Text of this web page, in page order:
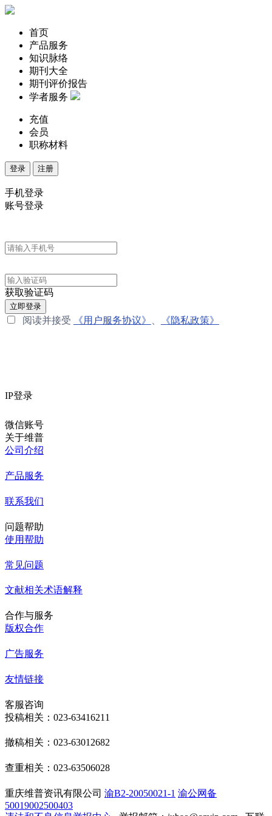
首页
产品服务
知识脉络
期刊大全
期刊评价报告
学者服务
充值
会员
职称材料
登录 注册
手机登录
账号登录
获取验证码
立即登录
阅读并接受 《用户服务协议》 《隐私政策》
IP登录
微信账号
关于维普
公司介绍
产品服务
联系我们
问题帮助
使用帮助
常见问题
文献相关术语解释
合作与服务
版权合作
广告服务
友情链接
客服咨询
投稿相关：023-63416211
撤稿相关：023-63012682
查重相关：023-63506028
重庆维普资讯有限公司 渝B2-20050021-1 渝公网备
50019002500403